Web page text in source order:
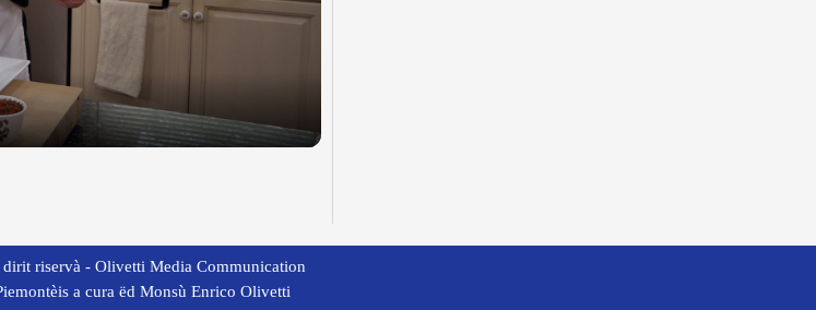
riservà - Olivetti Media Communication
a cura ëd Monsù Enrico Olivetti